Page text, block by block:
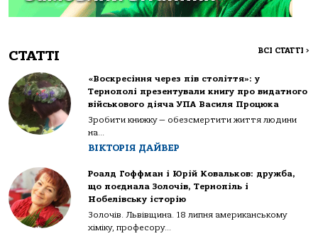
СТАТТІ ВСІ СТАТТІ >
«Воскресіння через пів століття»: у
Тернополі презентували книгу про видатного
військового діяча УПА Василя Процюка
Зробити книжку — обезсмертити життя людини
на...
ВІКТОРІЯ ДАЙВЕР
Роалд Гоффман і Юрій Ковальков: дружба,
що поєднала Золочів, Тернопіль і
Нобелівську історію
Золочів. Львівщина. 18 липня американському
хіміку, професору...